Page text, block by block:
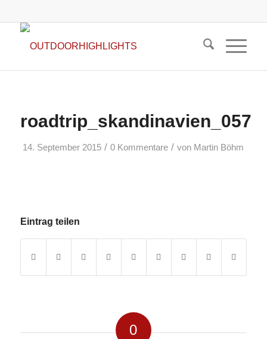
roadtrip_skandinavien_057
14. September 2015 / 0 Kommentare / von Martin Böhm
Eintrag teilen
0